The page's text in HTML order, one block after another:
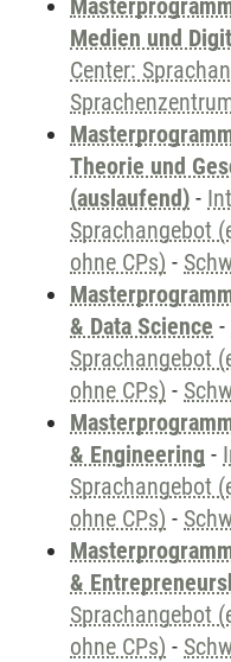
Medien und
Center:
Theorie und
(auslaufend) -
Sprachangebot
ohne CPs) -
& Data Science -
Sprachangebot
ohne CPs) -
& Engineering -
Sprachangebot
ohne CPs) -
&
Sprachangebot
ohne CPs) -